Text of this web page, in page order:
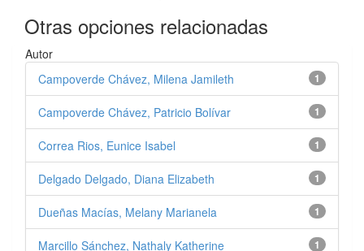
Otras opciones relacionadas
Autor
1
Campoverde Chávez, Milena Jamileth
1
Campoverde Chávez, Patricio Bolívar
1
Correa Rios, Eunice Isabel
1
Delgado Delgado, Diana Elizabeth
1
Dueñas Macías, Melany Marianela
1
Marcillo Sánchez, Nathaly Katherine